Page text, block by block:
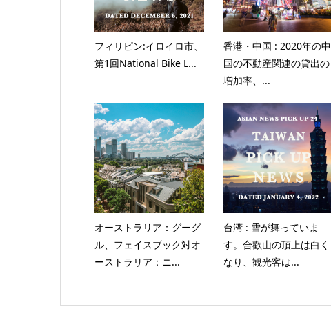
フィリピン:イロイロ市、
第1回National Bike L...
香港・中国 : 2020年の中
国の不動産関連の貸出の
増加率、...
オーストラリア：グーグ
ル、フェイスブック対オ
ーストラリア：ニ...
台湾 : 雪が舞っていま
す。合歡山の頂上は白く
なり、観光客は...